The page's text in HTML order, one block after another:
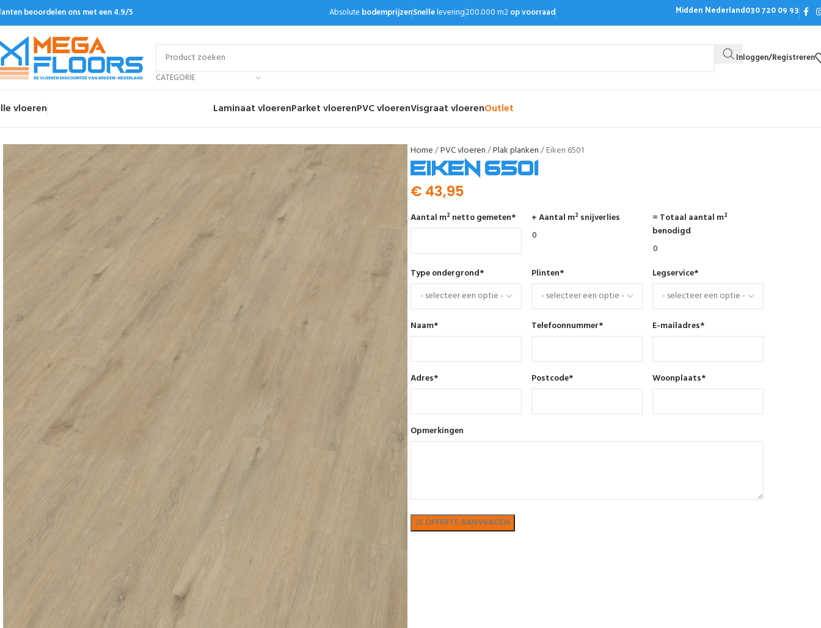
beoordelen ons met een 4.9/5 Absolute bodemprijzenSnellelevering200.000 m2op voorraad Midden Nederland030 720 09 93
CATEGORIE
Inloggen/Registreren
vloeren Laminaat vloerenParket vloerenPVC vloerenVisgraat vloerenOutlet
Home PVC vloeren Plak planken Eiken 6501
Eiken 6501
€43,95
Aantal m² netto gemeten* + Aantal m² snijverlies
= Totaal aantal m²
benodigd
Type ondergrond* Plinten* Legservice*
Naam* Telefoonnummer* E-mailadres*
Adres* Postcode* Woonplaats*
Opmerkingen